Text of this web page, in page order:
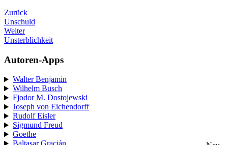
Zurück
Unschuld
Weiter
Unsterblichkeit
Autoren-Apps
Walter Benjamin
Wilhelm Busch
Fjodor M. Dostojewski
Joseph von Eichendorff
Rudolf Eisler
Sigmund Freud
Goethe